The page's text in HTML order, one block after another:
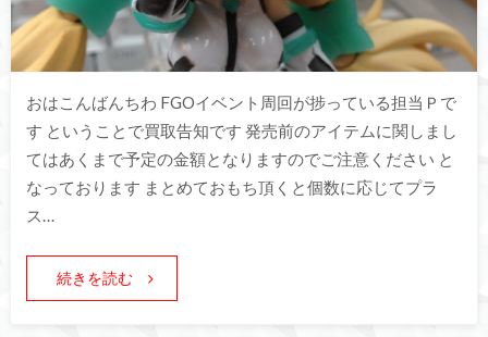
おはこんばんちわ FGOイベント周回が捗っている担当Ｐで
す ということで買取告知です 発売前のアイテムに関しまし
てはあくまで予定の金額となりますのでご注意ください と
なっております まとめておもち頂くと個数に応じてプラ
ス…
続きを読む